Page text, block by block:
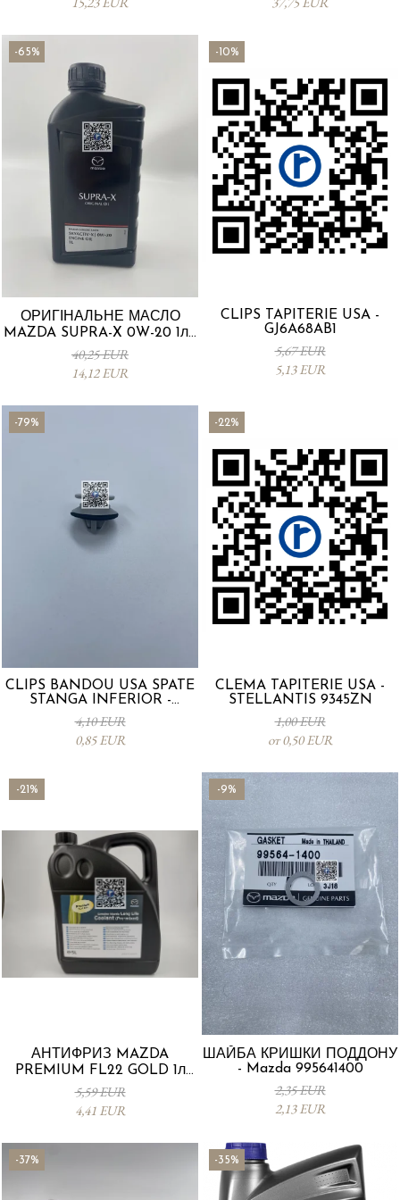
-65%
ОРИГІНАЛЬНЕ МАСЛО
MAZDA SUPRA-X 0W-20 1л -
0012MO0W20
40,25 EUR
14,12 EUR
-10%
CLIPS TAPITERIE USA -
GJ6A68AB1
5,67 EUR
5,13 EUR
-79%
CLIPS BANDOU USA SPATE
STANGA INFERIOR -
KD5351SJ3A
4,10 EUR
0,85 EUR
-22%
CLEMA TAPITERIE USA -
STELLANTIS 9345ZN
1,00 EUR
от 0,50 EUR
-21%
АНТИФРИЗ MAZDA
PREMIUM FL22 GOLD 1л
L247CL005 4X
5,59 EUR
4,41 EUR
-9%
ШАЙБА КРИШКИ ПОДДОНУ
- Mazda 995641400
2,35 EUR
2,13 EUR
-37% -35%